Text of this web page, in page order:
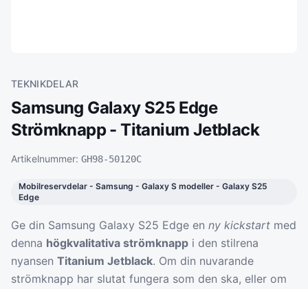
TEKNIKDELAR
Samsung Galaxy S25 Edge
Strömknapp - Titanium Jetblack
Artikelnummer: GH98-50120C
Mobilreservdelar - Samsung - Galaxy S modeller - Galaxy S25
Edge
Ge din Samsung Galaxy S25 Edge en ny kickstart med
denna högkvalitativa strömknapp i den stilrena
nyansen Titanium Jetblack. Om din nuvarande
strömknapp har slutat fungera som den ska, eller om